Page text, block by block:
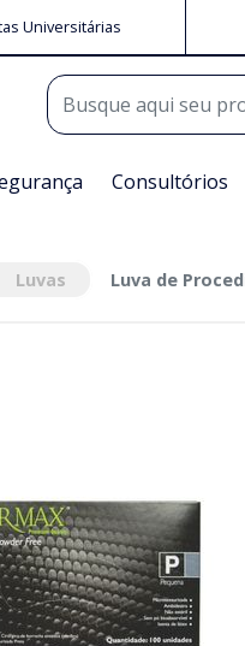
Universitárias
Consultórios
Luvas Luva de